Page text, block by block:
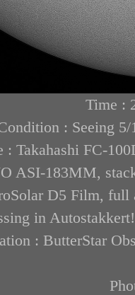
Time :
: Seeing
: Takahashi FC-
ASI-183MM,
D5 Film,
in
: ButterStar